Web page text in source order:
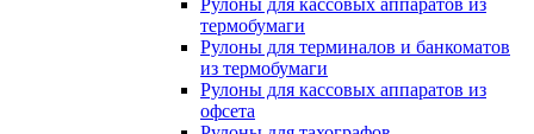
Рулоны для кассовых аппаратов из
термобумаги
Рулоны для терминалов и банкоматов
из термобумаги
Рулоны для кассовых аппаратов из
офсета